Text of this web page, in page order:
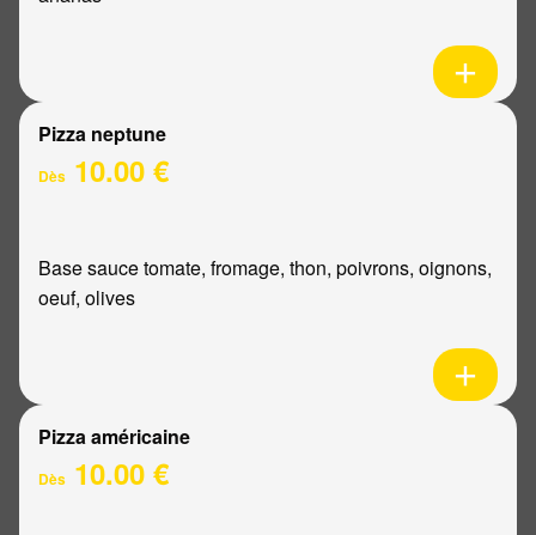
Pizza neptune
Dès 10.00 €
Base sauce tomate, fromage, thon, poivrons, oignons,
oeuf, olives
Pizza américaine
Dès 10.00 €